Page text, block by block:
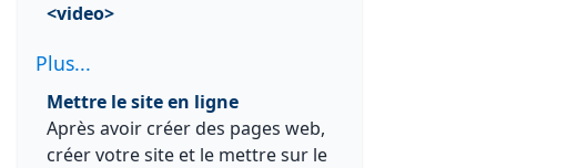
<video>
Plus...
Mettre le site en ligne
Après avoir créer des pages web,
créer votre site et le mettre sur le